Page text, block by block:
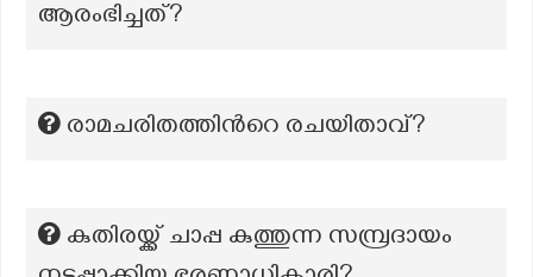
ആരംഭിച്ചത്?
രാമചരിതത്തിന്‍റെ രചയിതാവ്?
കുതിരയ്ക്ക് ചാപ്പ കുത്തുന്ന സമ്പ്രദായം